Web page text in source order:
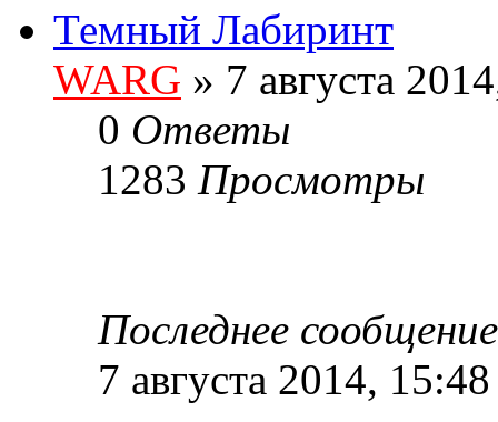
Темный Лабиринт
WARG » 7 августа
0 Ответы
1283 Просмотры
Последнее
7 августа 2014, 15:48